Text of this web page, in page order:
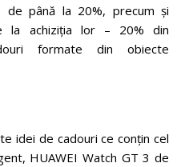
până la 20%, precum și
la achiziția lor – 20% din
formate din obiecte
idei de cadouri ce conțin cel
HUAWEI Watch GT 3 de